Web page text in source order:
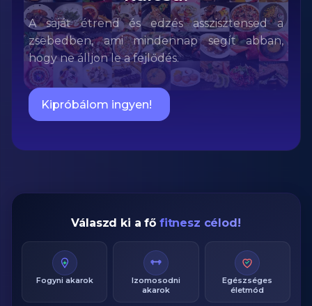
A saját étrend és edzés asszisztensed a
zsebedben, ami mindennap segít abban,
hogy ne álljon le a fejlődés.
Kipróbálom ingyen!
Válaszd ki a fő fitnesz célod!
Fogyni akarok
Izomosodni
akarok
Egészséges
életmód